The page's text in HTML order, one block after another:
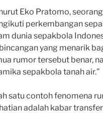
Eko Pratomo,
perkembangan
dunia sepakbola
yang menarik
rumor tersebut benar,
sepakbola tanah air.”
satu contoh fenomena
adalah kabar